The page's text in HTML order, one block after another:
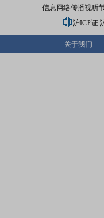
信息网络传播视听
沪ICP证:
关于我们